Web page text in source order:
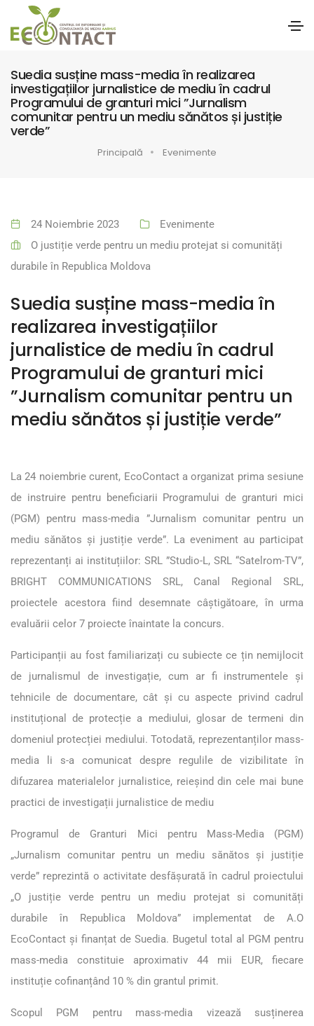
Suedia susține mass-media în realizarea
investigațiilor jurnalistice de mediu în cadrul
Programului de granturi mici ”Jurnalism
comunitar pentru un mediu sănătos și justiție
verde”
Principală Evenimente
24 Noiembrie 2023
Evenimente
O justiție verde pentru un mediu protejat si comunități
durabile în Republica Moldova
Suedia susține mass-media în
realizarea investigațiilor
jurnalistice de mediu în cadrul
Programului de granturi mici
”Jurnalism comunitar pentru un
mediu sănătos și justiție verde”
La 24 noiembrie curent, EcoContact a organizat prima sesiune
de instruire pentru beneficiarii Programului de granturi mici
(PGM) pentru mass-media ”Jurnalism comunitar pentru un
mediu sănătos și justiție verde”. La eveniment au participat
reprezentanți ai instituțiilor: SRL ”Studio-L, SRL “Satelrom-TV”,
BRIGHT COMMUNICATIONS SRL, Canal Regional SRL,
proiectele acestora fiind desemnate câștigătoare, în urma
evaluării celor 7 proiecte înaintate la concurs.
Participanții au fost familiarizați cu subiecte ce țin nemijlocit
de jurnalismul de investigație, cum ar fi instrumentele și
tehnicile de documentare, cât și cu aspecte privind cadrul
instituțional de protecție a mediului, glosar de termeni din
domeniul protecției mediului. Totodată, reprezentanților mass-
media li s-a comunicat despre regulile de vizibilitate în
difuzarea materialelor jurnalistice, reieșind din cele mai bune
practici de investigații jurnalistice de mediu
Programul de Granturi Mici pentru Mass-Media (PGM)
„Jurnalism comunitar pentru un mediu sănătos și justiție
verde” reprezintă o activitate desfășurată în cadrul proiectului
„O justiție verde pentru un mediu protejat si comunități
durabile în Republica Moldova” implementat de A.O
EcoContact și finanțat de Suedia. Bugetul total al PGM pentru
mass-media constituie aproximativ 44 mii EUR, fiecare
instituție cofinanțând 10 % din grantul primit.
Scopul PGM pentru mass-media vizează susținerea